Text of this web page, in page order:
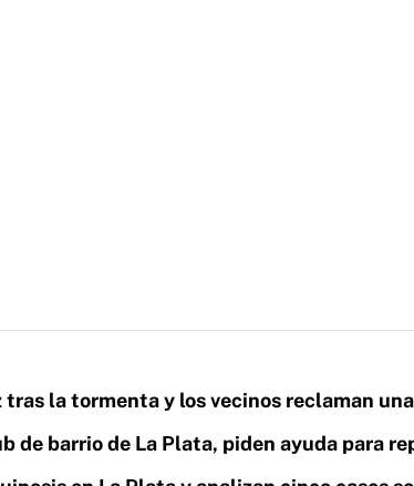
la tormenta y los vecinos reclaman
de barrio de La Plata, piden ayuda para